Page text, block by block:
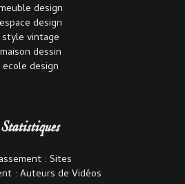
design
espace design
style vintage
maison dessin
ecole design
Statistiques
: Sites
: Auteurs de Vidéos